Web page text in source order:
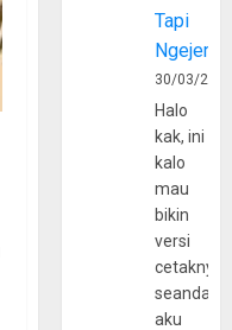
Tapi
30/03/
Halo
kak, ini
kalo
mau
bikin
versi
cetaknya
aku